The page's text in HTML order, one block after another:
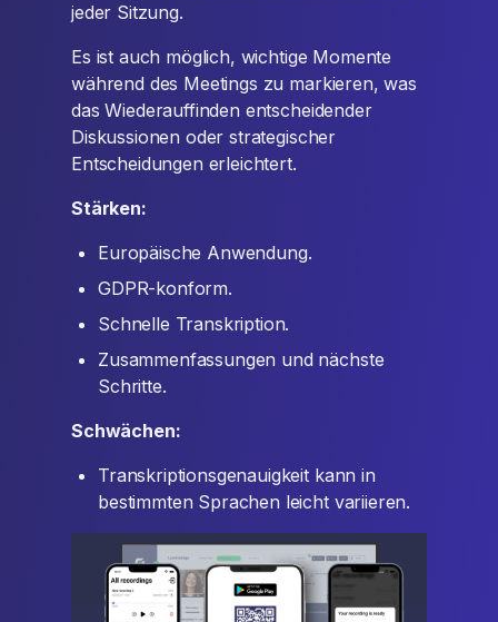
jeder Sitzung.
Es ist auch möglich, wichtige Momente
während des Meetings zu markieren, was
das Wiederauffinden entscheidender
Diskussionen oder strategischer
Entscheidungen erleichtert.
Stärken:
Europäische Anwendung.
GDPR-konform.
Schnelle Transkription.
Zusammenfassungen und nächste
Schritte.
Schwächen:
Transkriptionsgenauigkeit kann in
bestimmten Sprachen leicht variieren.